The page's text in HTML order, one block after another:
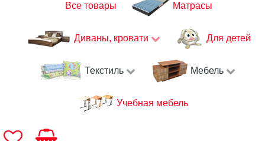
Все товары Матрасы
Диваны, кровати Для детей
Текстиль Мебель
Учебная мебель